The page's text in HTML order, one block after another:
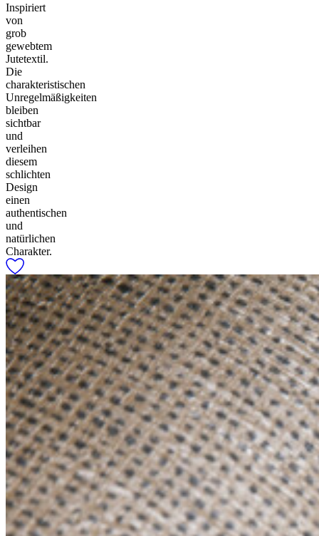
Inspiriert
von
grob
gewebtem
Jutetextil.
Die
charakteristischen
Unregelmäßigkeiten
bleiben
sichtbar
und
verleihen
diesem
schlichten
Design
einen
authentischen
und
natürlichen
Charakter.